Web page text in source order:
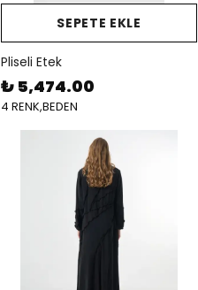
SEPETE EKLE
Pliseli Etek
₺ 5,474.00
4 RENK,BEDEN